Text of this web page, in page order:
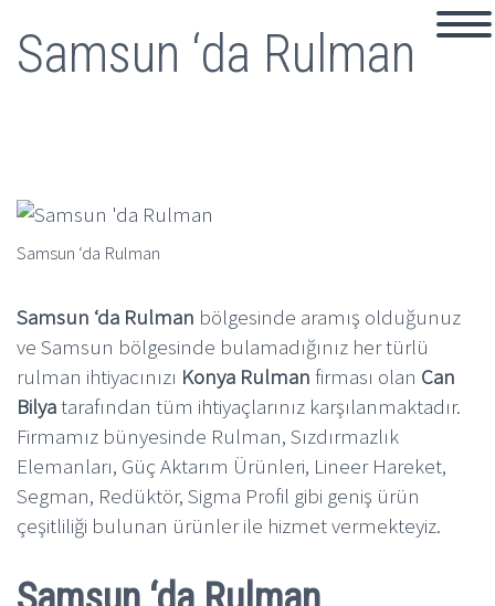
Samsun ‘da Rulman
Samsun ‘da Rulman
Samsun ‘da Rulman bölgesinde aramış olduğunuz
ve Samsun bölgesinde bulamadığınız her türlü
rulman ihtiyacınızı Konya Rulman firması olan Can
Bilyatarafından tüm ihtiyaçlarınız karşılanmaktadır.
Firmamız bünyesinde Rulman, Sızdırmazlık
Elemanları, Güç Aktarım Ürünleri, Lineer Hareket,
Segman, Redüktör, Sigma Profil gibi geniş ürün
çeşitliliği bulunan ürünler ile hizmet vermekteyiz.